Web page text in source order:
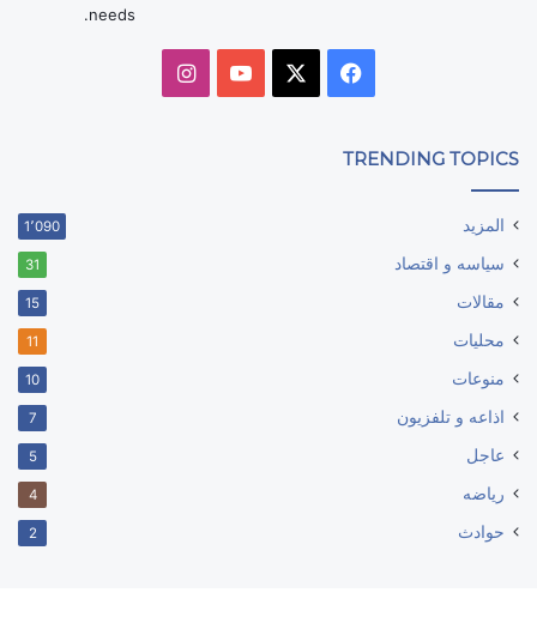
needs.
فيسبوك ‫YouTubeانستقرام
TRENDING TOPICS
المزيد 1٬090
سياسه و اقتصاد 31
مقالات 15
محليات 11
منوعات 10
اذاعه و تلفزيون 7
عاجل 5
رياضه 4
حوادث 2